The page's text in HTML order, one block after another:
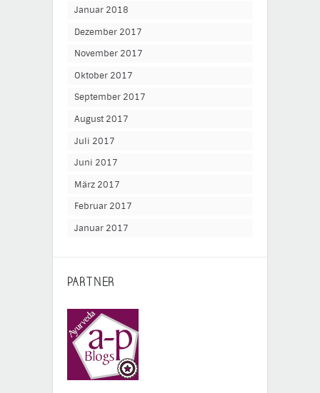
Januar 2018
Dezember 2017
November 2017
Oktober 2017
September 2017
August 2017
Juli 2017
Juni 2017
März 2017
Februar 2017
Januar 2017
PARTNER